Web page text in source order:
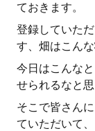
ておきます。
登録していた
す、畑はこんな
今日はこんな
せられるなと思
そこで皆さん
ていただいて、